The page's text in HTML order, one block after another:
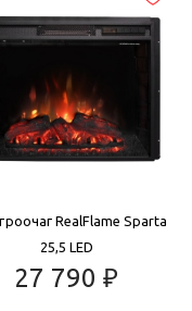
Купить
RealFlame Sparta
25,5 LED
27 790 ₽